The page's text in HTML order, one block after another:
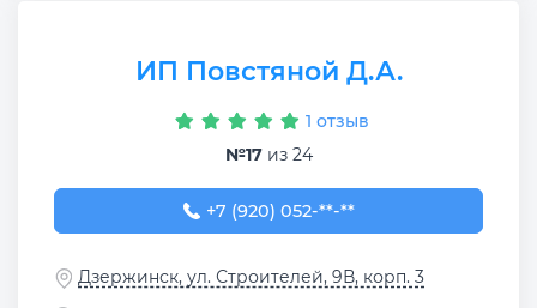
ИП Повстяной Д.А.
1 отзыв
№17из 24
+7 (920) 052-10-10
+7 (920) 052-**-**
Дзержинск, ул. Строителей, 9В, корп. 3